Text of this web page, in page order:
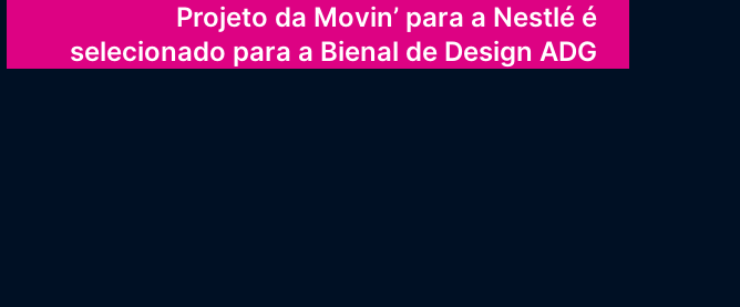
Projeto da Movin’ para a Nestlé é
selecionado para a Bienal de Design ADG